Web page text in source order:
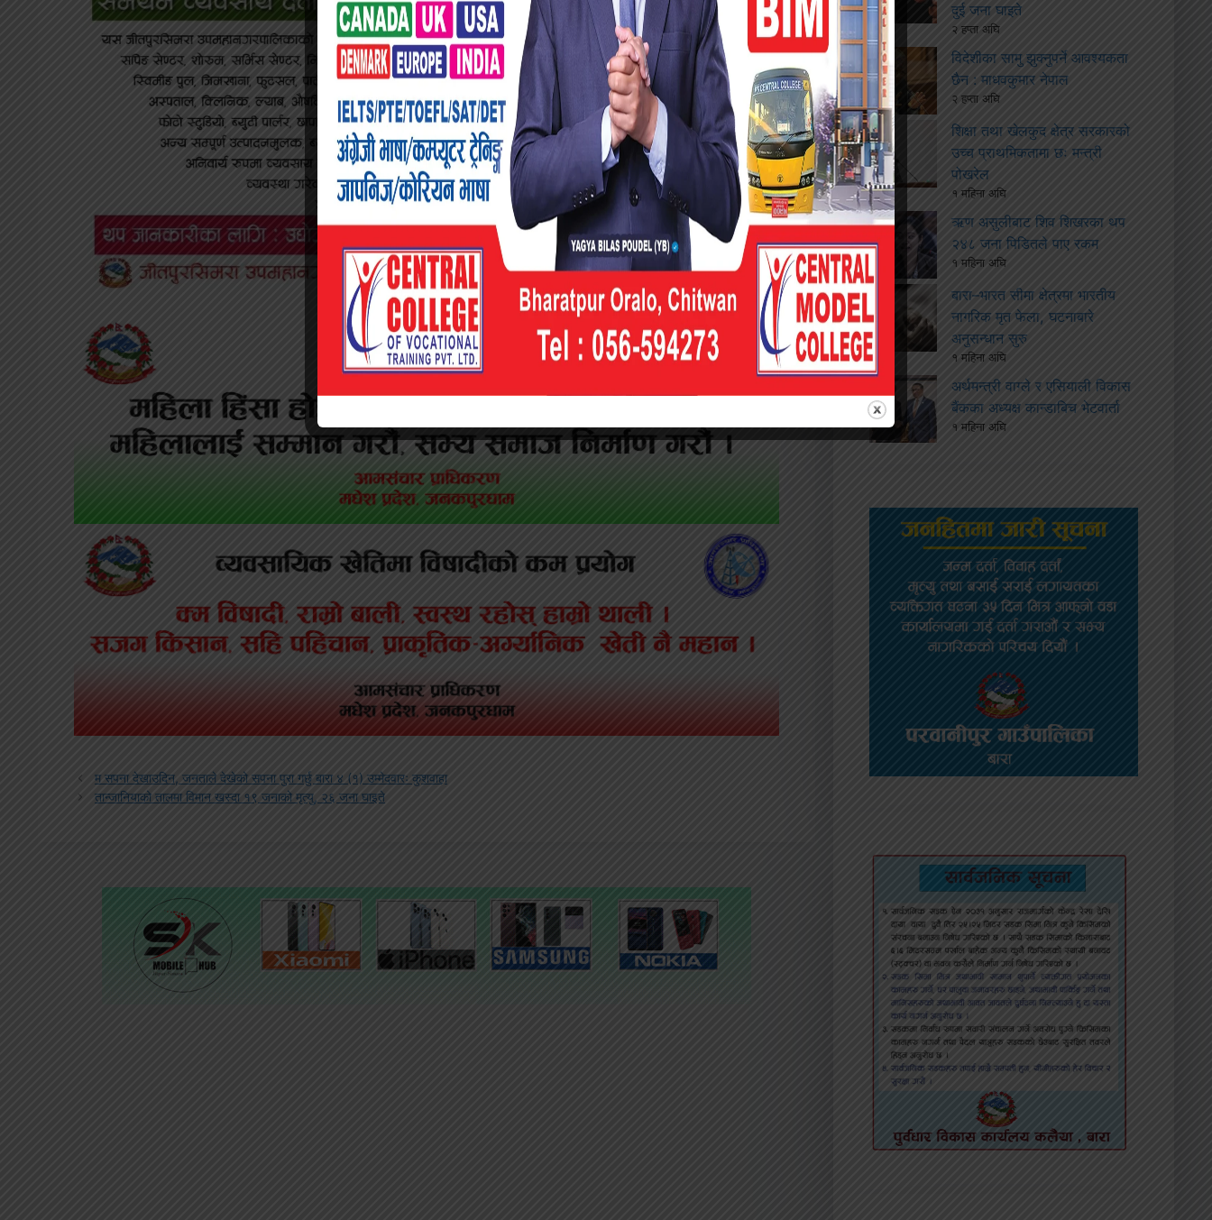
म सपना देखाउदिन, जनताले देखेको सपना पुरा गर्छु बारा ४ (१) उम्मेदवारः कुशवाहा
तान्जानियाको तालमा विमान खस्दा १९ जनाको मृत्यु, २६ जना घाइते
दुई जना घाइते
२ हप्ता अघि
विदेशीका सामु झुक्नुपर्ने आवश्यकता
छैन : माधवकुमार नेपाल
२ हप्ता अघि
शिक्षा तथा खेलकुद क्षेत्र सरकारको
उच्च प्राथमिकतामा छः मन्त्री
पोखरेल
१ महिना अघि
ऋण असुलीबाट शिव शिखरका थप
२४८ जना पिडितले पाए रकम
१ महिना अघि
बारा–भारत सीमा क्षेत्रमा भारतीय
नागरिक मृत फेला, घटनाबारे
अनुसन्धान सुरु
१ महिना अघि
अर्थमन्त्री वाग्ले र एसियाली विकास
बैंकका अध्यक्ष कान्डाबिच भेटवार्ता
१ महिना अघि